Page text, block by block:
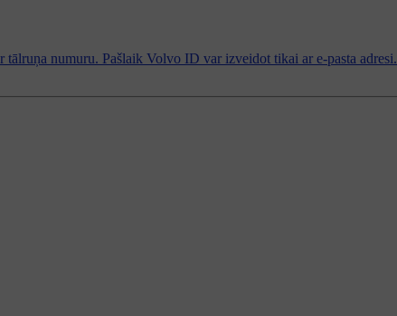
numuru. Pašlaik Volvo ID var izveidot tikai ar e-pasta adresi.